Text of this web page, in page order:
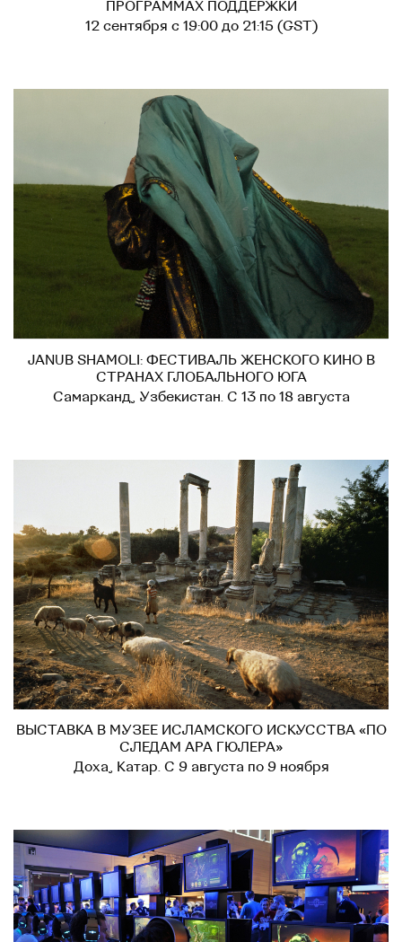
ПРОГРАММАХ ПОДДЕРЖКИ
12 сентября с 19:00 до 21:15 (GST)
JANUB SHAMOLI: ФЕСТИВАЛЬ ЖЕНСКОГО КИНО В
СТРАНАХ ГЛОБАЛЬНОГО ЮГА
Самарканд, Узбекистан. С 13 по 18 августа
ВЫСТАВКА В МУЗЕЕ ИСЛАМСКОГО ИСКУССТВА «ПО
СЛЕДАМ АРА ГЮЛЕРА»
Доха, Катар. С 9 августа по 9 ноября